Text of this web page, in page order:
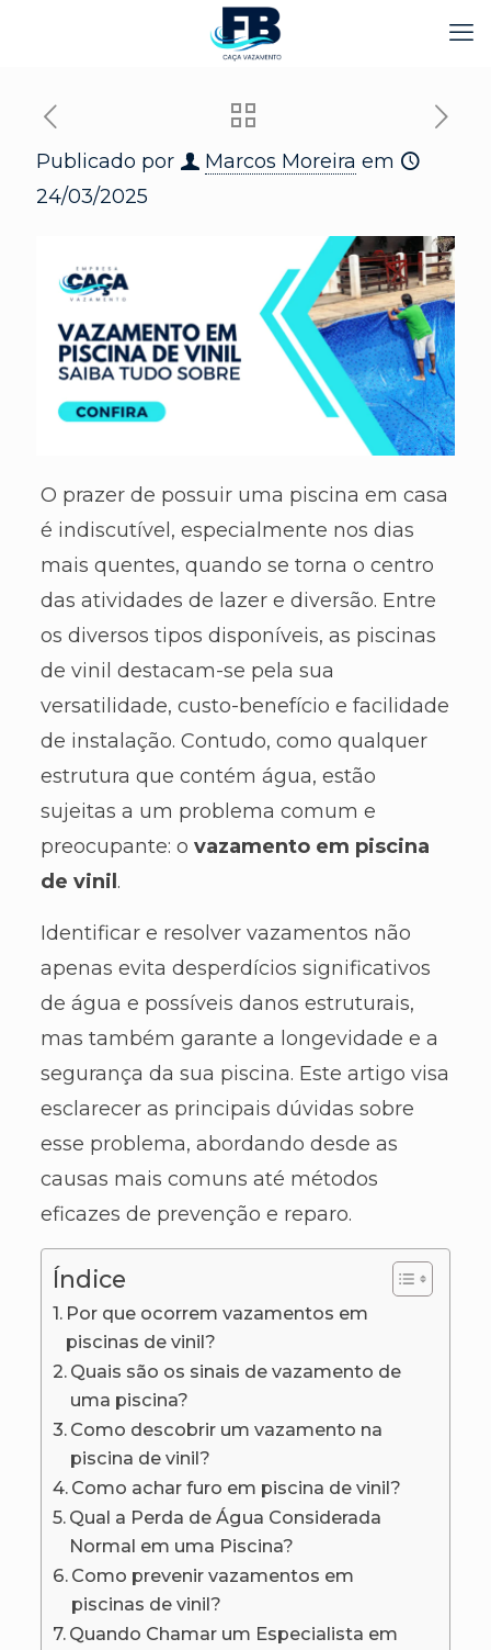
Publicado por Marcos Moreira em
24/03/2025
O prazer de possuir uma piscina em casa
é indiscutível, especialmente nos dias
mais quentes, quando se torna o centro
das atividades de lazer e diversão. Entre
os diversos tipos disponíveis, as piscinas
de vinil destacam-se pela sua
versatilidade, custo-benefício e facilidade
de instalação. Contudo, como qualquer
estrutura que contém água, estão
sujeitas a um problema comum e
preocupante: o vazamento em piscina
de vinil .
Identificar e resolver vazamentos não
apenas evita desperdícios significativos
de água e possíveis danos estruturais,
mas também garante a longevidade e a
segurança da sua piscina. Este artigo visa
esclarecer as principais dúvidas sobre
esse problema, abordando desde as
causas mais comuns até métodos
eficazes de prevenção e reparo.
Índice
Por que ocorrem vazamentos em
piscinas de vinil?
Quais são os sinais de vazamento de
uma piscina?
Como descobrir um vazamento na
piscina de vinil?
Como achar furo em piscina de vinil?
Qual a Perda de Água Considerada
Normal em uma Piscina?
Como prevenir vazamentos em
piscinas de vinil?
Quando Chamar um Especialista em